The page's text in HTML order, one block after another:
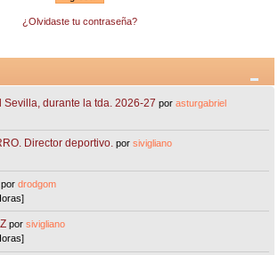
¿Olvidaste tu contraseña?
Sevilla, durante la tda. 2026-27 porasturgabriel
Director deportivo. porsivigliano
pordrodgom
porsivigliano